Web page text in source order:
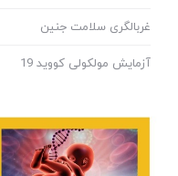
غربالگری سلامت جنین
آزمایش مولکولی کووید 19